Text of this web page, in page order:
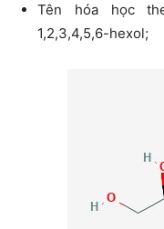
Tên hóa học
1,2,3,4,5,6-hexol;